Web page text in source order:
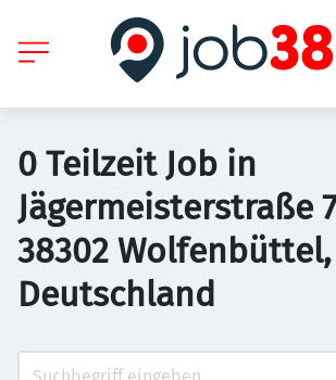
0 Teilzeit Job in
Jägermeisterstraße
38302 Wolfenbüttel,
Deutschland